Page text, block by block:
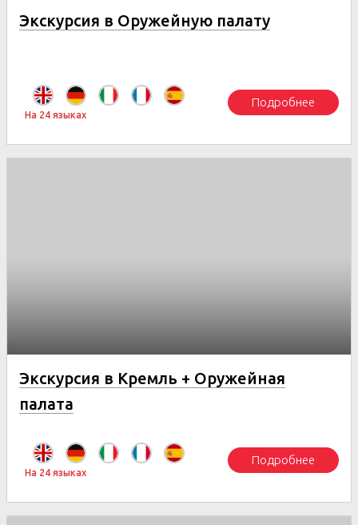
Экскурсия в Оружейную палату
На 24 языках
Подробнее
Экскурсия в Кремль + Оружейная
палата
На 24 языках
Подробнее